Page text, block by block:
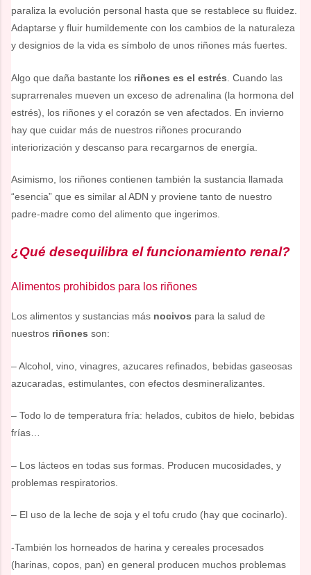
paraliza la evolución personal hasta que se restablece su fluidez.
Adaptarse y fluir humildemente con los cambios de la naturaleza
y designios de la vida es símbolo de unos riñones más fuertes.
Algo que daña bastante los riñones es el estrés . Cuando las
suprarrenales mueven un exceso de adrenalina (la hormona del
estrés), los riñones y el corazón se ven afectados. En invierno
hay que cuidar más de nuestros riñones procurando
interiorización y descanso para recargarnos de energía.
Asimismo, los riñones contienen también la sustancia llamada
“esencia” que es similar al ADN y proviene tanto de nuestro
padre-madre como del alimento que ingerimos.
¿Qué desequilibra el funcionamiento renal?
Alimentos prohibidos para los riñones
Los alimentos y sustancias más nocivos para la salud de
nuestros riñones son:
– Alcohol, vino, vinagres, azucares refinados, bebidas gaseosas
azucaradas, estimulantes, con efectos desmineralizantes.
– Todo lo de temperatura fría: helados, cubitos de hielo, bebidas
frías…
– Los lácteos en todas sus formas. Producen mucosidades, y
problemas respiratorios.
– El uso de la leche de soja y el tofu crudo (hay que cocinarlo).
-También los horneados de harina y cereales procesados
(harinas, copos, pan) en general producen muchos problemas